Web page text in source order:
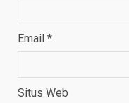
Email *
Situs Web